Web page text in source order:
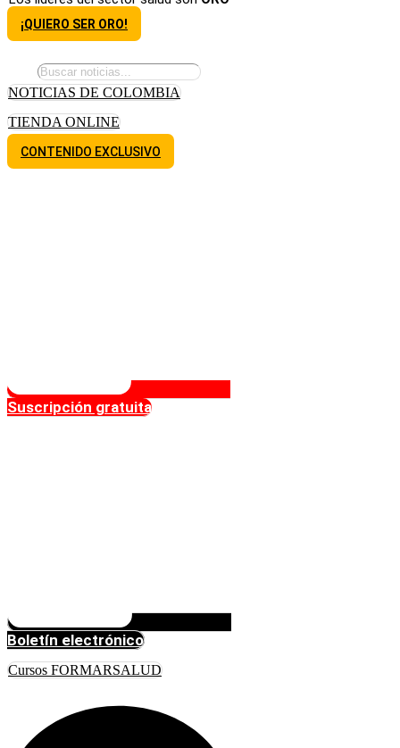
¡QUIERO SER ORO!
NOTICIAS DE COLOMBIA
TIENDA ONLINE
CONTENIDO EXCLUSIVO
Suscripción gratuita
Boletín electrónico
Cursos FORMARSALUD